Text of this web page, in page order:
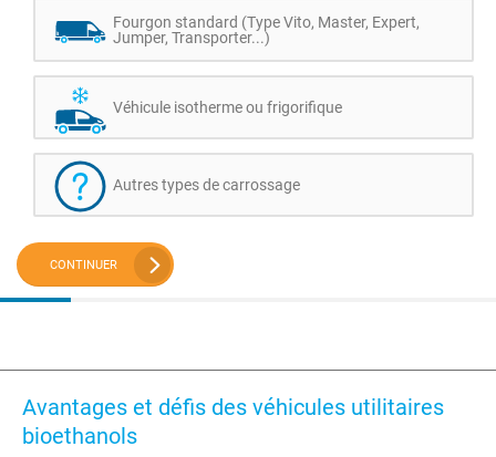
Fourgon standard (Type Vito, Master, Expert,
Jumper, Transporter...)
Véhicule isotherme ou frigorifique
Autres types de carrossage
CONTINUER
Avantages et défis des véhicules utilitaires
bioethanols